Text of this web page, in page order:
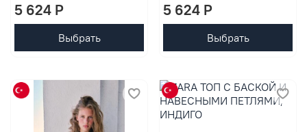
5 624 P
Выбрать
5 624 P
Выбрать